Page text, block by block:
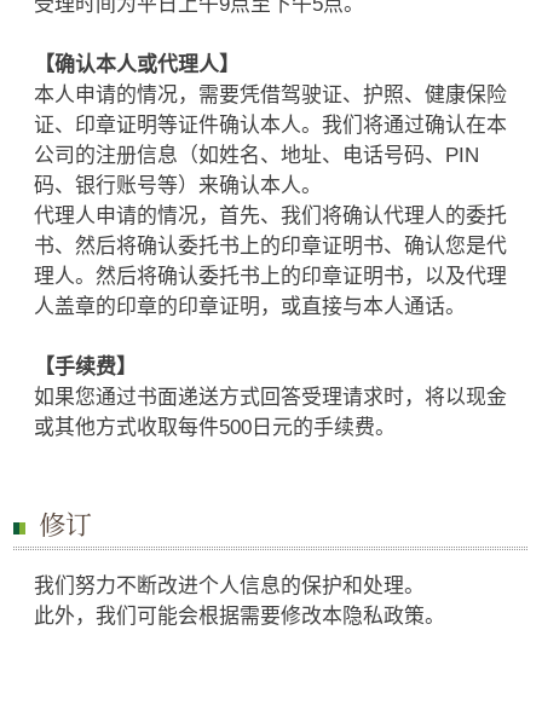
【确认本人或代理人】
本人申请的情况，需要凭借驾驶证、护照、健康保险
证、印章证明等证件确认本人。我们将通过确认在本
公司的注册信息（如姓名、地址、电话号码、PIN
码、银行账号等）来确认本人。
代理人申请的情况，首先、我们将确认代理人的委托
书、然后将确认委托书上的印章证明书、确认您是代
理人。然后将确认委托书上的印章证明书，以及代理
人盖章的印章的印章证明，或直接与本人通话。
【手续费】
如果您通过书面递送方式回答受理请求时，将以现金
或其他方式收取每件500日元的手续费。
修订
我们努力不断改进个人信息的保护和处理。
此外，我们可能会根据需要修改本隐私政策。